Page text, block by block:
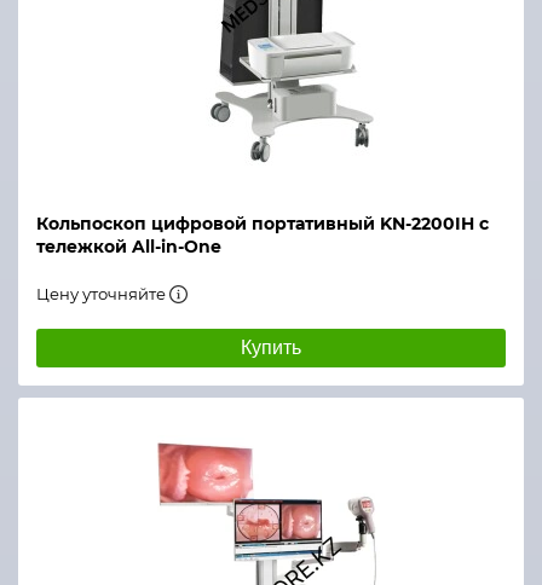
Кольпоскоп цифровой портативный KN-2200IH с
тележкой All-in-One
Цену уточняйте
Купить